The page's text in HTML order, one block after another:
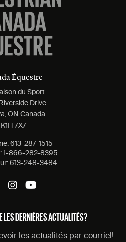
Équestre
du Sport
Drive
ON Canada
K1H 7X7
613-287-1515
1-866-282-8395
613-248-3484
LES DERNIÈRES ACTUALITÉS?
les actualités par courriel!